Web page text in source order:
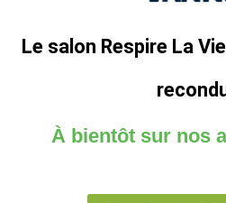
Le salon Respire La
À bientôt sur nos